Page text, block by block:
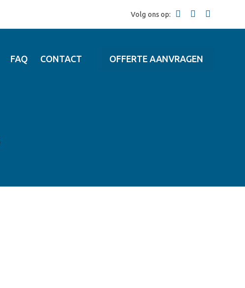
Volg ons op:
FAQ CONTACT OFFERTE AANVRAGEN